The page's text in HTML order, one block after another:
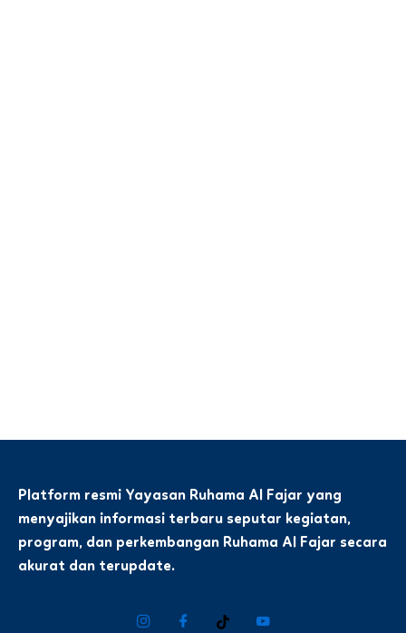
Platform resmi Yayasan Ruhama Al Fajar yang
menyajikan informasi terbaru seputar kegiatan,
program, dan perkembangan Ruhama Al Fajar secara
akurat dan terupdate.